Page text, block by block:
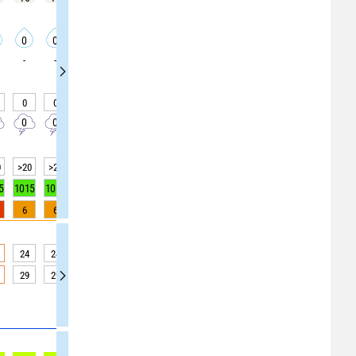
0 0
- -
0 0
0 0
>20 >20
1015 1015
6 6
24 24
29 29